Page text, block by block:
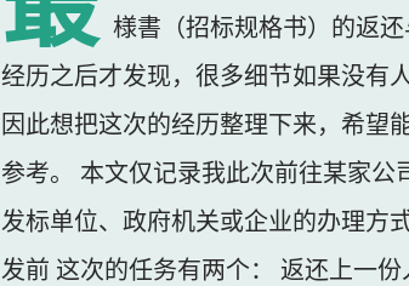
様書（招标规格书）的返
经历之后才发现，很多细节如果没有
因此想把这次的经历整理下来，希望
参考。 本文仅记录我此次前往某家
发标单位、政府机关或企业的办理方
发前 这次的任务有两个： 返还上一